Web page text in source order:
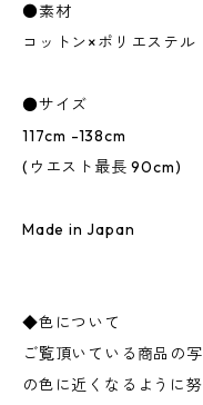
●素材
コットン×ポリエステル
●サイズ
117cm -138cm
(ウエスト最長 90cm)
Made in Japan
◆色について
ご覧頂いている商品の
の色に近くなるように